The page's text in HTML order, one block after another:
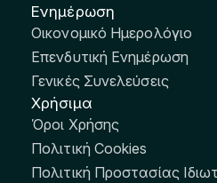
Ενημέρωση
Οικονομικό Ημερολόγιο
Επενδυτική Ενημέρωση
Γενικές Συνελεύσεις
Χρήσιμα
Όροι Χρήσης
Πολιτική Cookies
Πολιτική Προστασίας